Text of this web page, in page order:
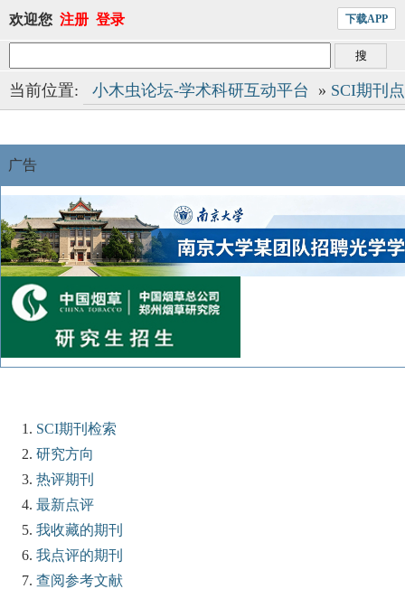
欢迎您 注册 登录 下载APP
当前位置: 小木虫论坛-学术科研互动平台 » SCI期刊
广告
SCI期刊检索
研究方向
热评期刊
最新点评
我收藏的期刊
我点评的期刊
查阅参考文献